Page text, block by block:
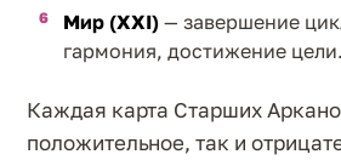
Мир (XXI) — завершение
гармония, достижение цели.
Каждая карта Старших
положительное, так и